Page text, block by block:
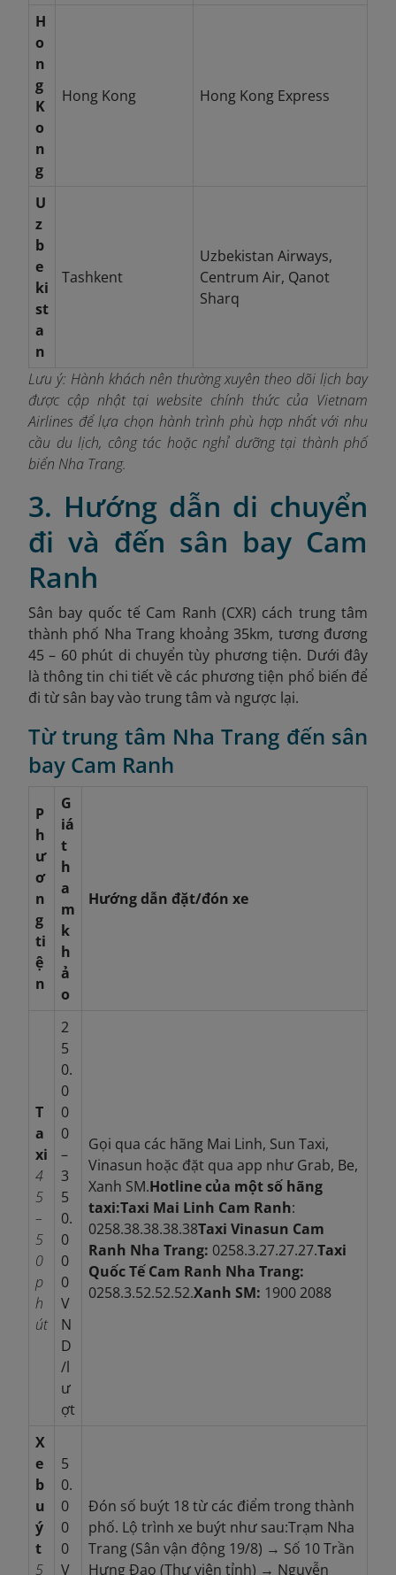
H
o
n
g
K
o
n
g
Hong Kong Hong Kong Express
U
z
b
e
ki
st
a
n
Tashkent
Uzbekistan Airways,
Centrum Air, Qanot
Sharq
Lưu ý: Hành khách nên thường xuyên theo dõi lịch bay
được cập nhật tại website chính thức của Vietnam
Airlines để lựa chọn hành trình phù hợp nhất với nhu
cầu du lịch, công tác hoặc nghỉ dưỡng tại thành phố
biển Nha Trang.
3. Hướng dẫn di chuyển
đi và đến sân bay Cam
Ranh
Sân bay quốc tế Cam Ranh (CXR) cách trung tâm
thành phố Nha Trang khoảng 35km, tương đương
45 – 60 phút di chuyển tùy phương tiện. Dưới đây
là thông tin chi tiết về các phương tiện phổ biến để
đi từ sân bay vào trung tâm và ngược lại.
Từ trung tâm Nha Trang đến sân
bay Cam Ranh
P
h
ư
ơ
n
g
ti
ệ
n
G
iá
t
h
a
m
k
h
ả
o
Hướng dẫn đặt/đón xe
T
a
xi
4
5
–
5
0
p
h
út
2
5
0.
0
0
0
–
3
5
0.
0
0
0
V
N
D
/l
ư
ợt
Gọi qua các hãng Mai Linh, Sun Taxi,
Vinasun hoặc đặt qua app như Grab, Be,
Xanh SM.Hotline của một số hãng
taxi:Taxi Mai Linh Cam Ranh:
0258.38.38.38.38Taxi Vinasun Cam
Ranh Nha Trang: 0258.3.27.27.27.Taxi
Quốc Tế Cam Ranh Nha Trang:
0258.3.52.52.52.Xanh SM: 1900 2088
X
e
b
u
ý
t
5
5
0.
0
0
0
V
Đón số buýt 18 từ các điểm trong thành
phố. Lộ trình xe buýt như sau:Trạm Nha
Trang (Sân vận động 19/8) → Số 10 Trần
Hưng Đạo (Thư viện tỉnh) → Nguyễn